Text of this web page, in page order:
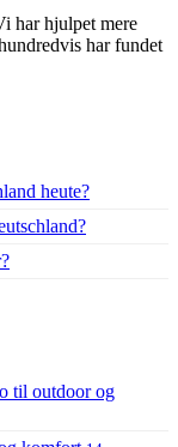
har hjulpet mere
har fundet
heute?
til outdoor og